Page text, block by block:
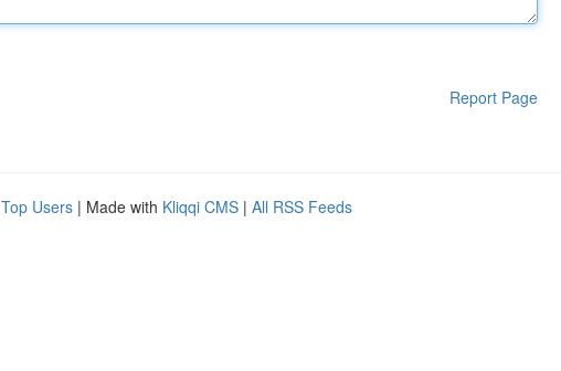
Report Page
Top Users | Made with Kliqqi CMS | All RSS Feeds